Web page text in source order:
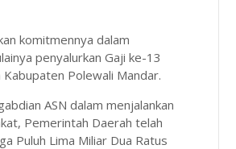
komitmennya dalam
penyalurkan Gaji ke-13
Polewali Mandar.
ASN dalam menjalankan
Pemerintah Daerah telah
Puluh Lima Miliar Dua Ratus